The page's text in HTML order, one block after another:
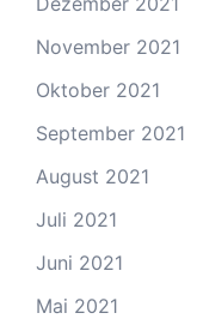
November 2021
Oktober 2021
September 2021
August 2021
Juli 2021
Juni 2021
Mai 2021